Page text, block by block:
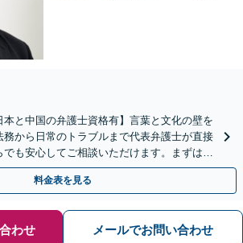
本と中国の弁護士資格有】言葉と文化の壁を
務から日常のトラブルまで代表弁護士が直接
も安心してご相談いただけます。まずは一
。【初回相談無料】
料金表を見る
わせ メールでお問い合わせ